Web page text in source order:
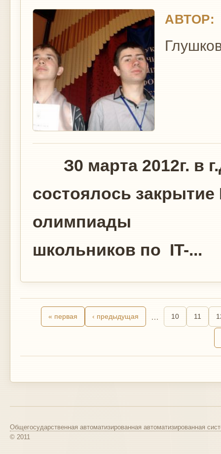
АВТОР:
З0 марта 2012г. в
состоялось
олимпиады
школьников по IT-...
« первая ‹ предыдущая … 10 11
Общегосударственная автоматизированная автоматизированная
© 2011